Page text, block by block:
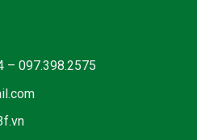
– 097.398.2575